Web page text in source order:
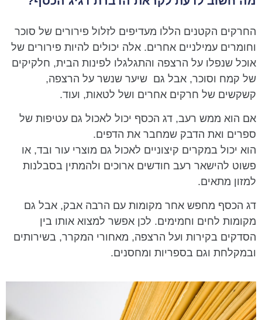
החרקים הקטנים הללו מעדיפים לזלול פירורים של סוכר
וחומרים עמילניים אחרים. אלה יכולים להיות פירורים של
אוכל שנפלו על הרצפה והתגלגלו לפינות הבית, חלקיקים
של קמח וסוכר, אבל גם שיער שנשר על הרצפה,
קשקשים של חרקים אחרים ושל לטאות, ועוד.
אם הוא ממש רעב, דג הכסף יכול לאכול גם עטיפות של
ספרים ואת הדבק שמחבר את הדפים.
הוא יכול במקרים קיצוניים לאכול גם מוצרי עור ובד, או
פשוט להישאר רעב חודשים ארוכים ולהמתין בסבלנות
למזון מתאים.
דג הכסף מחפש אחר מקומות עם הרבה אבק, אבל גם
מקומות לחים וחמימים. לכן אפשר למצוא אותו בין
הסדקים בקירות ועל הרצפה, מאחורי המקרר, בשירותים
ובמקלחת וגם בספריות ומחסנים.